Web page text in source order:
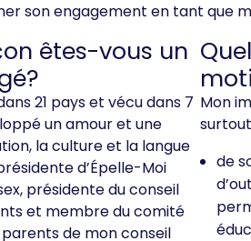
son engagement en tant que
êtes-vous un
21 pays et vécu dans 7
un amour et une
la culture et la langue
d’Épelle-Moi
présidente du conseil
et membre du comité
de mon conseil
Mon
de